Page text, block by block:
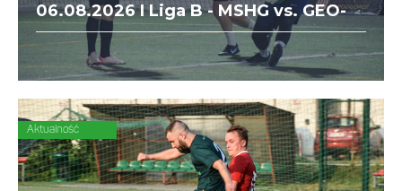
06.08.2026 I Liga B - MSHG vs. GEO-
ZENIT/Smasher
Aktualność